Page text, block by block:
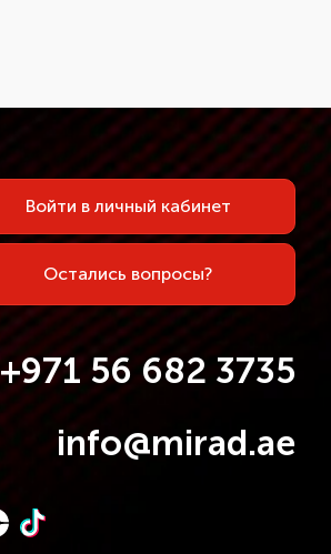
Войти в личный кабинет
Остались вопросы?
+971 56 682 3735
info@mirad.ae